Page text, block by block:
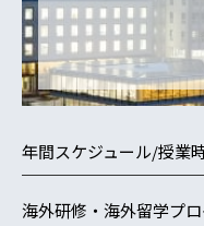
年間スケジュール/授業
海外研修・海外留学プ